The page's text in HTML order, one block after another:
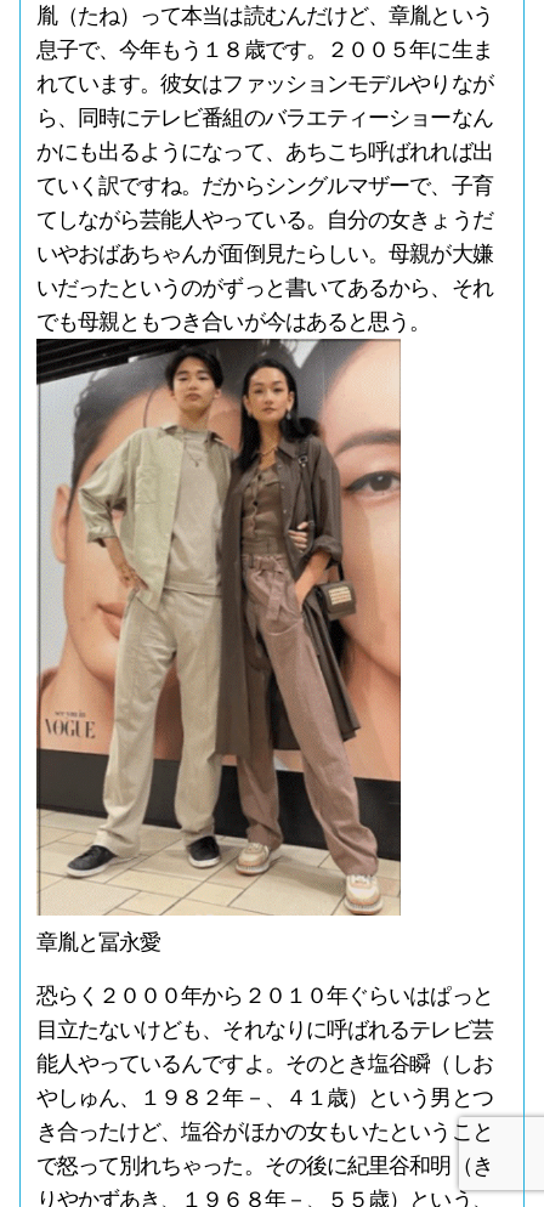
胤（たね）って本当は読むんだけど、章胤という
息子で、今年もう１８歳です。２００５年に生ま
れています。彼女はファッションモデルやりなが
ら、同時にテレビ番組のバラエティーショーなん
かにも出るようになって、あちこち呼ばれれば出
ていく訳ですね。だからシングルマザーで、子育
てしながら芸能人やっている。自分の女きょうだ
いやおばあちゃんが面倒見たらしい。母親が大嫌
いだったというのがずっと書いてあるから、それ
でも母親ともつき合いが今はあると思う。
章胤と冨永愛
恐らく２０００年から２０１０年ぐらいはぱっと
目立たないけども、それなりに呼ばれるテレビ芸
能人やっているんですよ。そのとき塩谷瞬（しお
やしゅん、１９８２年－、４１歳）という男とつ
き合ったけど、塩谷がほかの女もいたということ
で怒って別れちゃった。その後に紀里谷和明（き
りやかずあき、１９６８年－、５５歳）という、